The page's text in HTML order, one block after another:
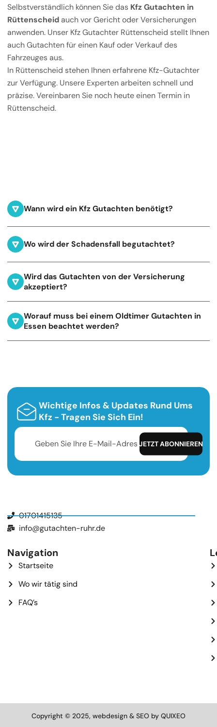
Selbstverständlich können Sie das Kfz Gutachten in
Rüttenscheidauch vor Gericht oder Versicherungen
anwenden. Unser Kfz Gutachter Rüttenscheid stellt Ihnen
auch Gutachten für einen Kauf oder Verkauf des
Fahrzeuges aus.
In Rüttenscheid stehen Ihnen erfahrene Kfz-Gutachter
zur Verfügung. Unsere Experten arbeiten schnell und
präzise. Vereinbaren Sie noch heute einen Termin in
Rüttenscheid.
Wann wird ein Kfz Gutachten benötigt?
Wo wird der Schadensfall begutachtet?
Wird das Gutachten von der Versicherung
akzeptiert?
Worauf muss bei einem Oldtimer Gutachten in
Essen beachtet werden?
Wichtige Infos & Updates Rund Ums
Kfz - Tragen Sie Sich Ein!
01701415135
info@gutachten-ruhr.de
Navigation
Startseite
Wo wir tätig sind
FAQ’s
Copyright © 2025, webdesign & SEO by QUIXEO